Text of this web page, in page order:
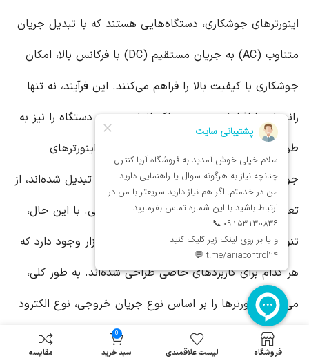
اینورترهای جوشکاری، دستگاه‌هایی هستند که با تبدیل جریان
متناوب (AC) به جریان مستقیم (DC) با فرکانس بالا، امکان
جوشکاری با کیفیت بالا را فراهم می‌کنند. این فرآیند، نه تنها
راندمان را افزایش می‌دهد، بلکه اندازه و وزن دستگاه را نیز به
طور قابل توجهی کاهش می‌دهد. در نتیجه، اینورترهای
جوشکاری به ابزاری پرکاربرد در صنایع مختلف تبدیل شده‌اند، از
تعمیرگاه‌های کوچک تا کارگاه‌های بزرگ صنعتی. با این حال،
تنوع گسترده‌ای ازاینورترهای جوشکاری در بازار وجود دارد که
هر کدام برای کاربردهای خاصی طراحی شده‌اند. به طور کلی،
می‌تواناینورترها را بر اساس نوع جریان خروجی، نوع الکترود
مصرفی و قابلیت‌های اضافی دسته‌بندی کرد. به عنوان مثال،
فروشگاه لیست علاقمندی
0
سبد خرید مقایسه